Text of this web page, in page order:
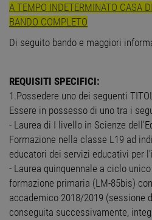
A TEMPO INDETERMINATO CASA
BANDO COMPLETO
Di seguito bando e maggiori
REQUISITI SPECIFICI:
1.Possedere uno dei seguenti
Essere in possesso di uno tra i
- Laurea di I livello in Scienze
Formazione nella classe L19 ad
educatori dei servizi educativi per
- Laurea quinquennale a ciclo
formazione primaria (LM-85bis)
accademico 2018/2019 (sessione
conseguita successivamente,